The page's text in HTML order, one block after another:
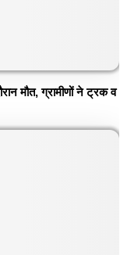
मौत, ग्रामीणों ने ट्रक व